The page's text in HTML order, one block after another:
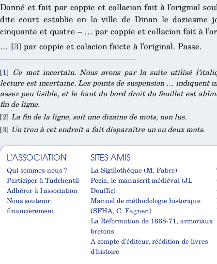
Donné et fait par coppie et collacion fait à l’orignial
dite court establie en la ville de Dinan le doziesme
cinquante et quatre – … par coppie et collacion fait à
… [3] par coppie et colacion faicte à l’original. Passe.
[1] Ce mot incertain. Nous avons par la suite utilisé
lecture est incertaine. Les points de suspension … indiquent
assez peu lisible, et le haut du bord droit du feuillet est
fin de ligne.
[2] La fin de la ligne, soit une dizaine de mots, non lus.
[3] Un trou à cet endroit a fait disparaître un ou deux mots.
L'ASSOCIATION
Qui sommes-nous ?
Participer à Tudchentil
Adhérer à l'association
Nous soutenir
financièrement
SITES AMIS
La Sigillothèque (M. Fabre)
Pecia, le manuscrit médiéval (JL
Deuffic)
Manuel de méthodologie historique
(SFHA, C. Fagnen)
La Réformation de 1668-71, armoriaux
bretons
A compte d'éditeur, réédition de livres
d'histoire